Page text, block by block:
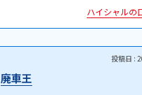
ハイシャルの
投稿日 :
廃車王